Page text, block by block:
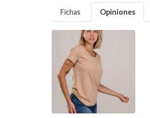
Fichas Opiniones